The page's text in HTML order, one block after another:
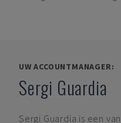
UW ACCOUNTMANAGER:
Sergi Guardia
Sergi Guardia is een